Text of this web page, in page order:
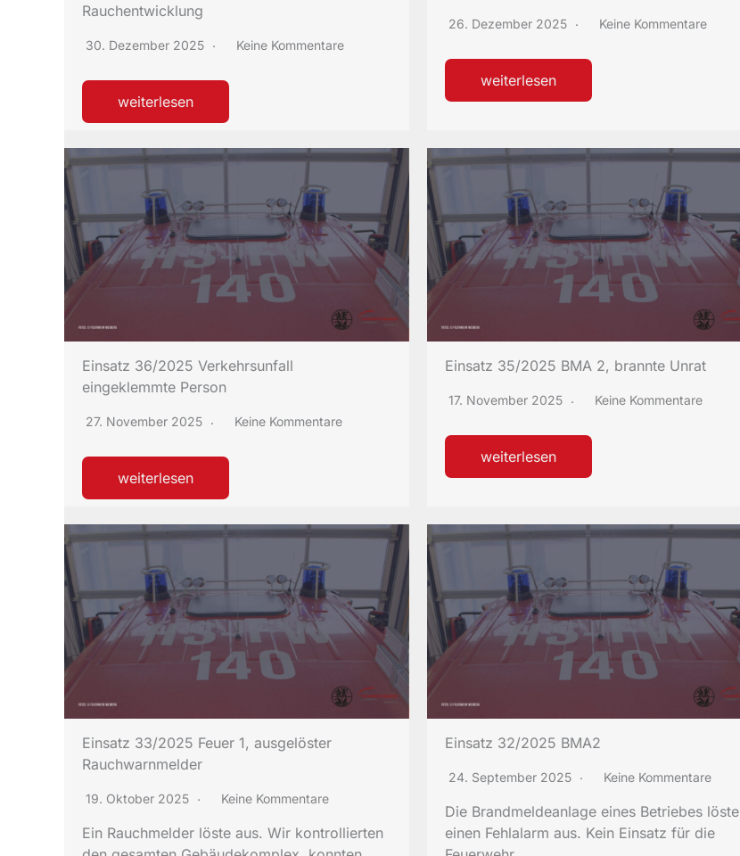
Rauchentwicklung
30. Dezember 2025 Keine Kommentare
weiterlesen
26. Dezember 2025 Keine Kommentare
weiterlesen
Einsatz 36/2025 Verkehrsunfall
eingeklemmte Person
27. November 2025 Keine Kommentare
weiterlesen
Einsatz 35/2025 BMA 2, brannte Unrat
17. November 2025 Keine Kommentare
weiterlesen
Einsatz 33/2025 Feuer 1, ausgelöster
Rauchwarnmelder
19. Oktober 2025 Keine Kommentare
Ein Rauchmelder löste aus. Wir kontrollierten
Einsatz 32/2025 BMA2
24. September 2025 Keine Kommentare
Die Brandmeldeanlage eines Betriebes löste
einen Fehlalarm aus. Kein Einsatz für die